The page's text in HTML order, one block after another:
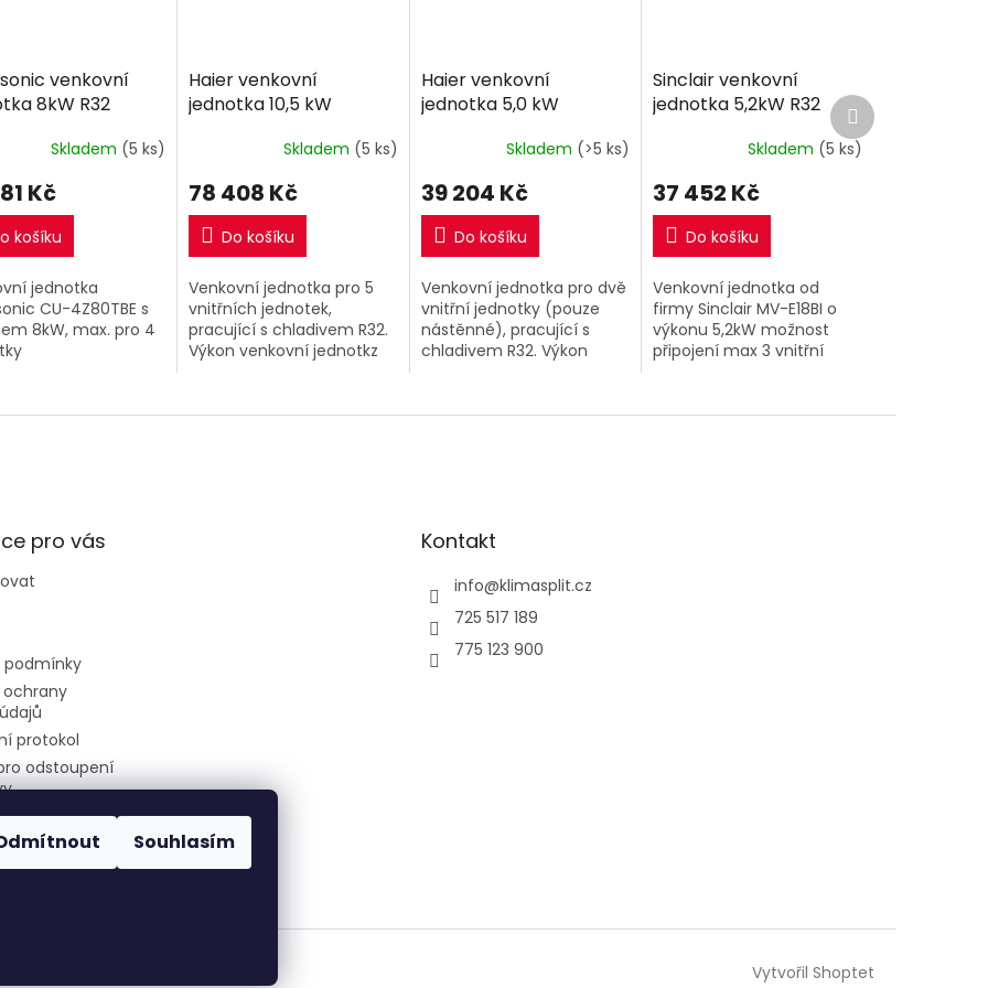
Souhlasím
venkovní
8kW R32
Skladem (5 ks)
Kč
košíku
jednotka
CU-4Z80TBE s
8kW, max. pro 4
Haier venkovní
jednotka 10,5 kW
Skladem (5 ks)
78 408 Kč
Do košíku
Venkovní jednotka pro 5
vnitřních jednotek,
pracující s chladivem R32.
Výkon venkovní jednotkz
Haier venkovní
jednotka 5,0 kW
Skladem (>5 ks)
39 204 Kč
Do košíku
Venkovní jednotka pro dvě
vnitřní jednotky (pouze
nástěnné), pracující s
chladivem R32. Výkon
Sinclair venkovní
jednotka 5,2kW R32
Skladem (5 ks)
37 452 Kč
Do košíku
Venkovní jednotka od
firmy Sinclair MV-E18BI o
výkonu 5,2kW možnost
připojení max 3 vnitřní
Další
produkt
pro vás
protokol
odstoupení
Kontakt
info@klimasplit.cz
725 517 189
775 123 900
Vytvořil Shoptet